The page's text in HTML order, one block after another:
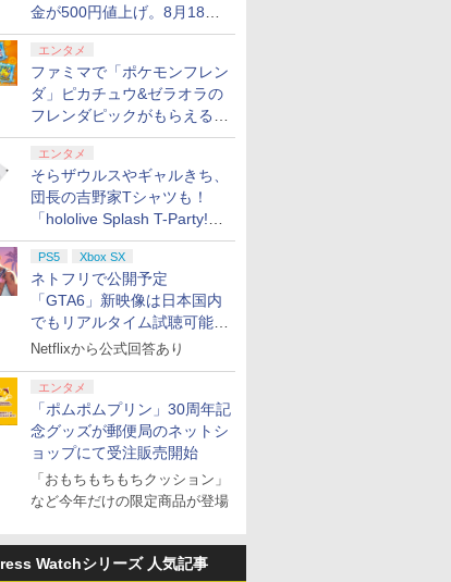
金が500円値上げ。8月18日
より1,500円から受付
エンタメ
ファミマで「ポケモンフレン
ダ」ピカチュウ&ゼラオラの
フレンダピックがもらえるキ
ャンペーン開催！
エンタメ
そらザウルスやギャルきち、
団長の吉野家Tシャツも！
「hololive Splash T-Party!」
全Tシャツラインナップ公開
＆オンライン販売開始
PS5 Xbox SX
ネトフリで公開予定
「GTA6」新映像は日本国内
でもリアルタイム試聴可能。
しかも日本語字幕付き
Netflixから公式回答あり
エンタメ
「ポムポムプリン」30周年記
念グッズが郵便局のネットシ
ョップにて受注販売開始
「おもちもちもちクッション」
など今年だけの限定商品が登場
Watchシリーズ 人気記事